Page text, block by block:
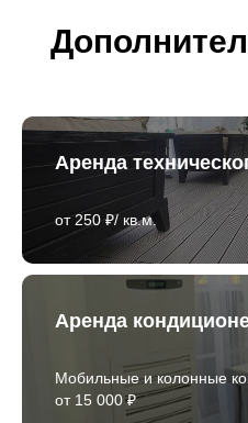
Аренда
от 250 ₽/ кв.м.
Аренда
Мобильные и колонные
от 15 000 ₽